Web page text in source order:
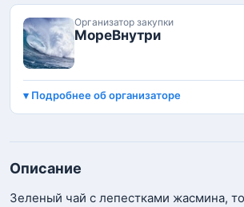
Организатор закупки
МореВнутри
Подробнее об организаторе
Описание
Зеленый чай с лепестками жасмина,